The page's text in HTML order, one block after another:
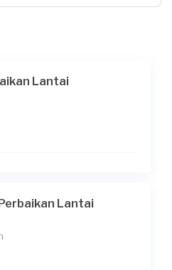
Lantai
Lantai